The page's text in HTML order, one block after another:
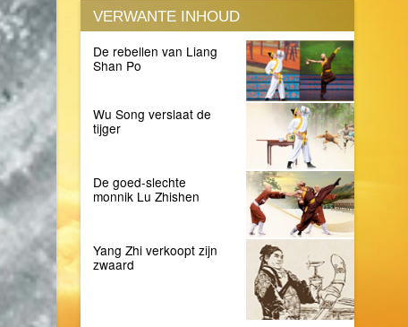
VERWANTE INHOUD
De rebellen van Liang
Shan Po
Wu Song verslaat de
tijger
De goed-slechte
monnik Lu Zhishen
Yang Zhi verkoopt zijn
zwaard